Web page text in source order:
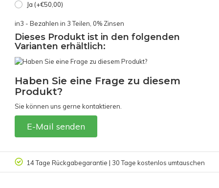
Ja (+€50,00)
in3 - Bezahlen in 3 Teilen, 0% Zinsen
Dieses Produkt ist in den folgenden
Varianten erhältlich:
Haben Sie eine Frage zu diesem
Produkt?
Sie können uns gerne kontaktieren.
E-Mail senden
14 Tage Rückgabegarantie | 30 Tage kostenlos umtauschen